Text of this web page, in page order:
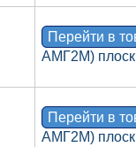
Перейти в
АМГ2М)
Перейти в
АМГ2М)